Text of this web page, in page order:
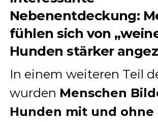
Nebenentdeckung:
fühlen sich von
Hunden stärker
In einem weiteren Teil
wurden Menschen
Hunden mit und ohne